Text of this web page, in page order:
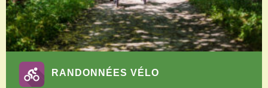
Aires de camping-car
Salles de réception
Aires de pique-nique
Randonner
Randonnées pédestres
RANDONNÉES VÉLO